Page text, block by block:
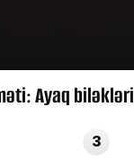
Ayaq
3